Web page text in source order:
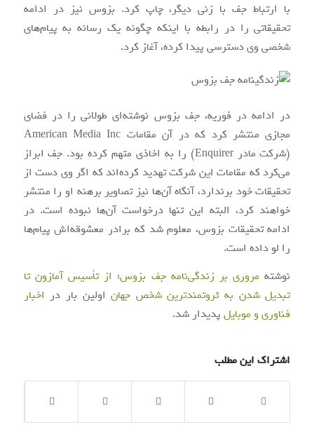
با ارتباط جف با زنی دیگر، چاپ کرد. بزوس نیز در ادامه
تحقیقاتی را در رابطه با اینکه چگونه یک رسانه به پیام‌های
شخصی وی دسترسی پیدا کرده، آغاز کرد.
در ادامه در فوریه، جف بزوس نوشته‌ای طولانی را در فضای
مجازی منتشر کرد که در آن مقامات American Media Inc
(شرکت مادر Enquirer) را به اخاذی متهم کرده بود. جف ابراز
می‌کرد که مقامات این شرکت تهدید کرده‌اند که اگر وی دست از
تحقیقات خود برندارد، آنگاه آن‌ها نیز تصاویر برهنه او را منتشر
خواهند کرد، البته این تنها درخواست آن‌ها نبوده است. در
ادامه تحقیقات بزوس، معلوم شد که برادر معشوقه‌اش پیام‌ها
را لو داده است.
نوشته مروری بر زندگی‌نامه جف بزوس؛ از تأسیس آمازون تا
تبدیل شدن به ثروتمندترین شخص جهاناولین بار در اخبار
فناوری و موبایلپدیدار شد.
اشتراک این مطلب